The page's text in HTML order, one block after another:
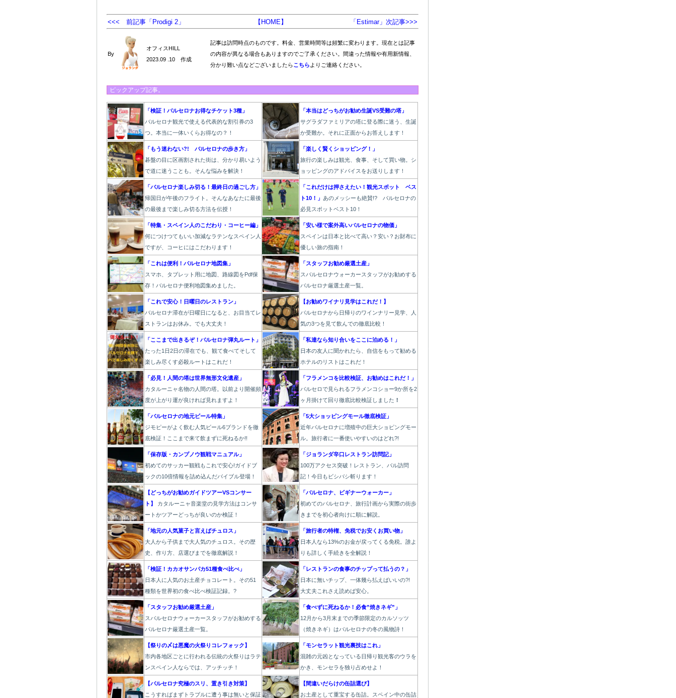
<<< 前記事「Prodigi 2」 【HOME】 「Estimar」次記事>>>
By
オフィスHILL
2023.09 .10 作成
記事は訪問時点のものです。料金、営業時間等は頻繁に変わります。現在とは記事
の内容が異なる場合もありますのでご了承ください。間違った情報や有用新情報、
分かり難い点などございましたらこちら よりご連絡ください。
ピックアップ記事。
「検証！バルセロナお得なチケット3種」
バルセロナ観光で使える代表的な割引券の3
つ。本当に一体いくらお得なの？！
「本当はどっちがお勧め生誕VS受難の塔」
サグラダファミリアの塔に登る際に迷う、生誕
か受難か。それに正面からお答えします！
「もう迷わない?! バルセロナの歩き方」
碁盤の目に区画割された街は、分かり易いよう
で道に迷うことも。そんな悩みを解決！
「楽しく賢くショッピング！」
旅行の楽しみは観光、食事、そして買い物。シ
ョッピングのアドバイスをお送りします！
「バルセロナ楽しみ切る！最終日の過ごし方」
帰国日が午後のフライト。そんなあなたに最後
の最後まで楽しみ切る方法を伝授！
「これだけは押さえたい！観光スポット ベス
ト10！」 あのメッシーも絶賛!? バルセロナの
必見スポットベスト10！
「特集・スペイン人のこだわり・コーヒー編」
何につけつてもいい加減なラテンなスペイン人
ですが、コーヒにはこだわります ！
「安い様で案外高いバルセロナの物価」
スペインは日本と比べて高い？安い？お財布に
優しい旅の指南！
「これは便利！バルセロナ地図集」
スマホ、タブレット用に地図、路線図をPdf保
存！バルセロナ便利地図集めました。
「スタッフお勧め厳選土産」
スバルセロナウォーカースタッフがお勧めする
バルセロナ厳選土産一覧。
「これで安心！日曜日のレストラン」
バルセロナ滞在が日曜日になると、お目当てレ
ストランはお休み。でも大丈夫！
【お勧めワイナリ見学はこれだ！】
バルセロナから日帰りのワインナリー見学、人
気の3つを見て飲んでの徹底比較！
「ここまで出きるぞ！バルセロナ弾丸ルート」
たった1 日2日の滞在でも、観て食べてそして
楽しみ尽くす必殺ルートはこれだ！
「私達なら知り合いをここに泊める！」
日本の友人に聞かれたら、自信をもって勧める
ホテルのリストはこれだ！
「必見！人間の塔は世界無形文化遺産」
カタルーニャ名物の人間の塔。以前より開催頻
度が上がり運が良ければ見れますよ！
「フラメンコを比較検証、お勧めはこれだ！」
バルセロで見られるフラメンコショー9か所を2
ヶ月掛けて回り徹底比較検証しました ！
「バルセロナの地元ビール特集」
ジモピーがよく飲む人気ビール6ブランドを徹
底検証！ここまで来て飲まずに死ねるか!!
「5大ショッピングモール徹底検証」
近年バルセロナに増殖中の巨大ショピングモー
ル。旅行者に一番使いやすいのはどれ?!
「保存版・カンプノウ観戦マニュアル」
初めてのサッカー観戦もこれで安心!ガイドブ
ックの10倍情報を詰め込んだバイブル登場！
「ジョランダ辛口レストラン訪問記」
100万アクセス突破！レストラン、バル訪問
記！今日もビシバシ斬ります！
【どっちがお勧めガイドツアーVSコンサー
ト】 カタルーニャ音楽堂の見学方法はコンサ
ートかツアーどっちが良いのか検証！
「バルセロナ、ビギナーウォーカー」
初めてのバルセロナ、旅行計画から実際の街歩
きまでを初心者向けに順に解説。
「地元の人気菓子と言えばチュロス」
大人から子供まで大人気のチュロス。その歴
史、作り方、店選びまでを徹底解説！
「旅行者の特権、免税でお安くお買い物」
日本人なら13%のお金が戻ってくる免税。誰よ
りも詳しく手続きを全解説！
「検証！カカオサンパカ51種食べ比べ」
日本人に人気のお土産チョコレート。その51
種類を世界初の食べ比べ検証記録。?
「レストランの食事のチップって払うの？」
日本に無いチップ、一体幾ら払えばいいの?!
大丈夫これさえ読めば安心。
「スタッフお勧め厳選土産」
スバルセロナウォーカースタッフがお勧めする
バルセロナ厳選土産一覧。
「食べずに死ねるか！必食”焼きネギ”」
12月から3月末までの季節限定のカルソッツ
（焼きネギ）はバルセロナの冬の風物詩！
【祭りの〆は悪魔の火祭りコレフォック】
市内各地区ごとに行われる伝統の火祭りはラテ
ンスペイン人ならでは、アッチッチ！
「モンセラット観光裏技はこれ」
混雑の元凶となっている日帰り観光客のウラを
かき、モンセラを独り占めせよ！
【バルセロナ究極のスリ、置き引き対策】
こうすればまずトラブルに遭う事は無いと保証
【間違いだらけの缶詰選び】
お土産として重宝する缶詰。スペイン中の缶詰